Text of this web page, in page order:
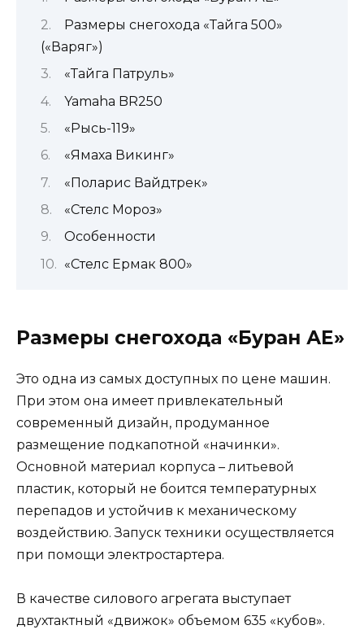
Размеры снегохода «Тайга 500»
(«Варяг»)
«Тайга Патруль»
Yamaha BR250
«Рысь-119»
«Ямаха Викинг»
«Поларис Вайдтрек»
«Стелс Мороз»
Особенности
«Стелс Ермак 800»
Размеры снегохода «Буран АЕ»
Это одна из самых доступных по цене машин.
При этом она имеет привлекательный
современный дизайн, продуманное
размещение подкапотной «начинки».
Основной материал корпуса – литьевой
пластик, который не боится температурных
перепадов и устойчив к механическому
воздействию. Запуск техники осуществляется
при помощи электростартера.
В качестве силового агрегата выступает
двухтактный «движок» объемом 635 «кубов».